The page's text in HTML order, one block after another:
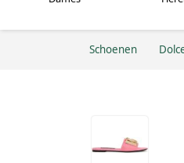
Schoenen